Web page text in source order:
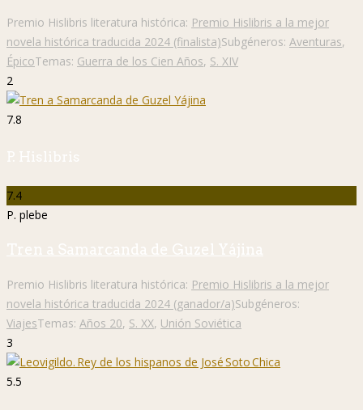
Premio Hislibris literatura histórica: Premio Hislibris a la mejor
novela histórica traducida 2024 (finalista)Subgéneros: Aventuras,
ÉpicoTemas: Guerra de los Cien Años, S. XIV
2
7.8
P. Hislibris
7.4
P. plebe
Tren a Samarcanda de Guzel Yájina
Premio Hislibris literatura histórica: Premio Hislibris a la mejor
novela histórica traducida 2024 (ganador/a)Subgéneros:
ViajesTemas: Años 20, S. XX, Unión Soviética
3
5.5